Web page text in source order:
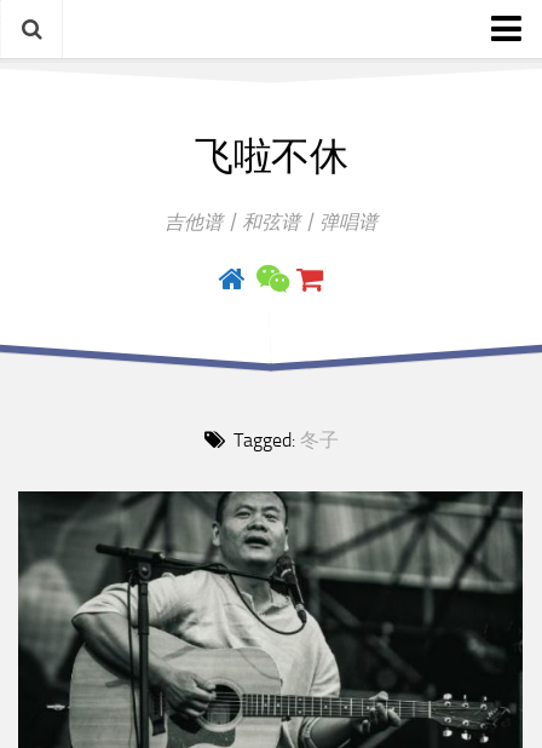
飞啦不休
吉他谱丨和弦谱丨弹唱谱
Tagged: 冬子